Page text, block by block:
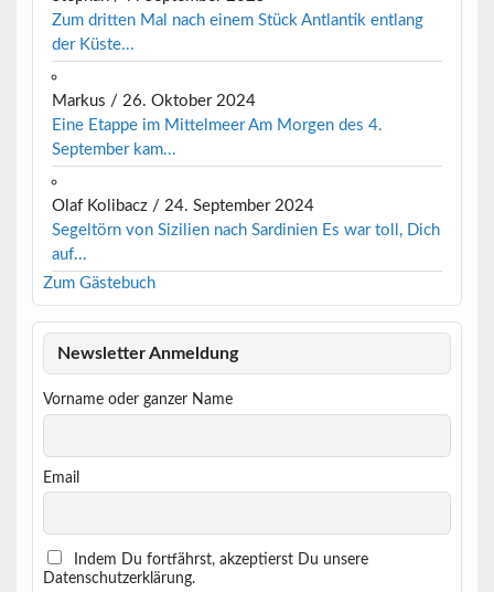
Zum dritten Mal nach einem Stück Antlantik entlang
der Küste...
Markus / 26. Oktober 2024
Eine Etappe im Mittelmeer Am Morgen des 4.
September kam...
Olaf Kolibacz/ 24. September 2024
Segeltörn von Sizilien nach Sardinien Es war toll, Dich
auf...
Zum Gästebuch
Newsletter Anmeldung
Vorname oder ganzer Name
Email
Indem Du fortfährst, akzeptierst Du unsere
Datenschutzerklärung.